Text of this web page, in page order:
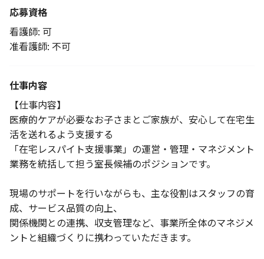
応募資格
看護師: 可
准看護師: 不可
仕事内容
【仕事内容】
医療的ケアが必要なお子さまとご家族が、安心して在宅生
活を送れるよう支援する
「在宅レスパイト支援事業」の運営・管理・マネジメント
業務を統括して担う室長候補のポジションです。
現場のサポートを行いながらも、主な役割はスタッフの育
成、サービス品質の向上、
関係機関との連携、収支管理など、事業所全体のマネジメ
ントと組織づくりに携わっていただきます。